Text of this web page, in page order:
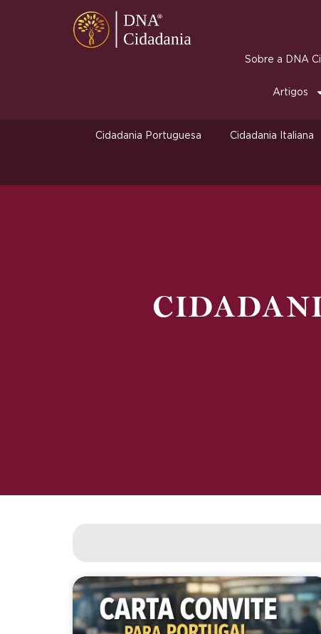
Sobre a DNA
Artigos
Cidadania Portuguesa Cidadania Italiana